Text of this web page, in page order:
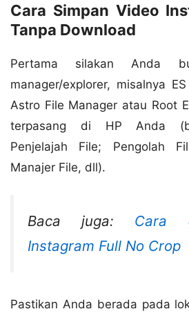
Cara Simpan Video
Tanpa Download
Pertama silakan Anda
manager/explorer, misalnya
Astro File Manager atau Root
terpasang di HP Anda
Penjelajah File; Pengolah
Manajer File, dll).
Baca juga: Cara
Instagram Full No Crop
Pastikan Anda berada pada